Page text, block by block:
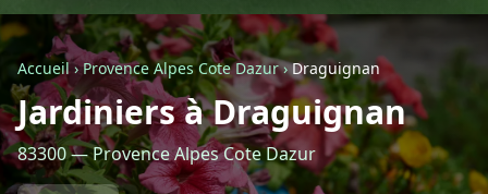
Retour à la liste des métiers
CGU-Confidentialité- Service proposé par ViteUnDevis.com-Vous
Accueil›Provence Alpes Cote Dazur›Draguignan
Jardiniers à Draguignan
83300 — Provence Alpes Cote Dazur